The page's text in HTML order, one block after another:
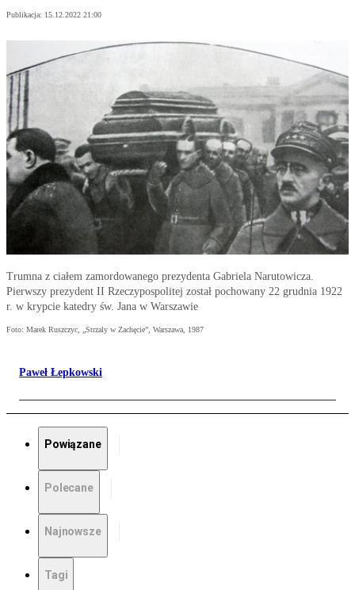
Publikacja: 15.12.2022 21:00
Trumna z ciałem zamordowanego prezydenta Gabriela Narutowicza.
Pierwszy prezydent II Rzeczypospolitej został pochowany 22 grudnia 1922
r. w krypcie katedry św. Jana w Warszawie
Foto: Marek Ruszczyc, „Strzaly w Zachęcie”, Warszawa, 1987
Paweł Łepkowski
Powiązane
Polecane
Najnowsze
Tagi